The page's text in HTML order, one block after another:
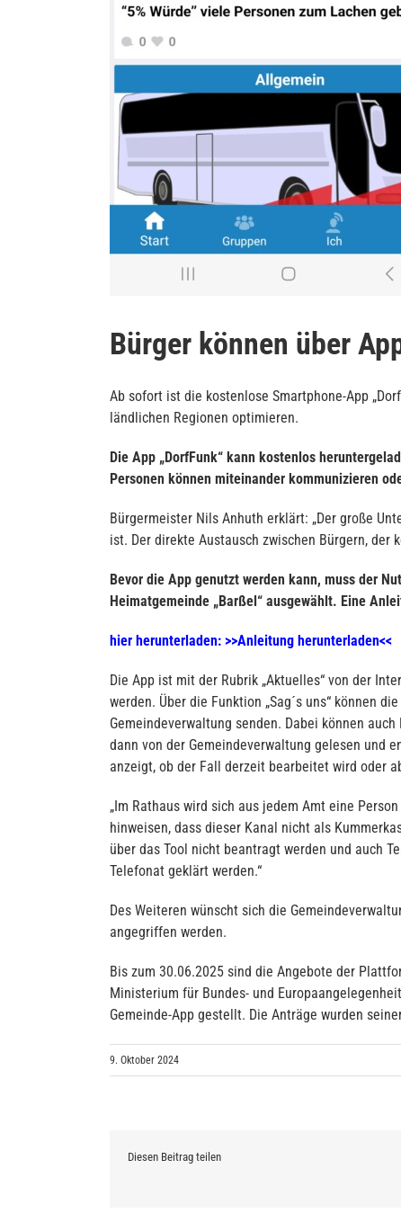
Bürger können über
Ab sofort ist die kostenlose Smartphone-App
ländlichen Regionen optimieren.
Die App „DorfFunk“ kann kostenlos
Personen können miteinander kommunizieren
Bürgermeister Nils Anhuth erklärt: „Der große
ist. Der direkte Austausch zwischen Bürgern, der
Bevor die App genutzt werden kann, muss der
Heimatgemeinde „Barßel“ ausgewählt. Eine
hier herunterladen: >>Anleitung herunterladen<<
Die App ist mit der Rubrik „Aktuelles“ von der
werden. Über die Funktion „Sag´s uns“ können
Gemeindeverwaltung senden. Dabei können
dann von der Gemeindeverwaltung gelesen und
anzeigt, ob der Fall derzeit bearbeitet wird oder
„Im Rathaus wird sich aus jedem Amt eine
hinweisen, dass dieser Kanal nicht als
über das Tool nicht beantragt werden und auch
Telefonat geklärt werden.“
Des Weiteren wünscht sich die
angegriffen werden.
Bis zum 30.06.2025 sind die Angebote der
Ministerium für Bundes- und
Gemeinde-App gestellt. Die Anträge wurden
9. Oktober 2024
Diesen Beitrag teilen